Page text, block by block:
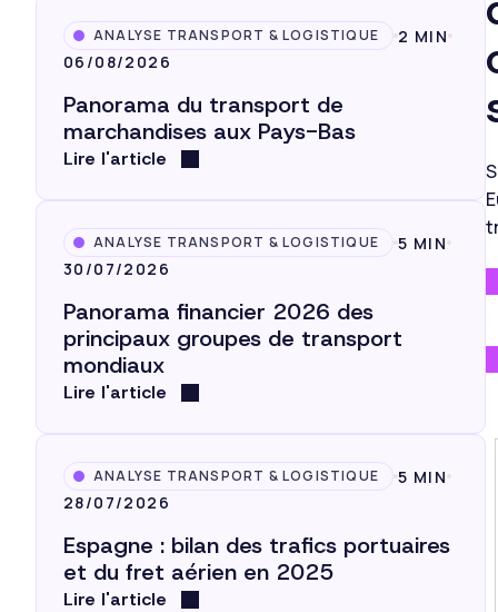
ANALYSE TRANSPORT & LOGISTIQUE
2 MIN
06/08/2026
Panorama du transport de
marchandises aux Pays-Bas
Lire l'article
ANALYSE TRANSPORT & LOGISTIQUE
5 MIN
30/07/2026
Panorama financier 2026 des
principaux groupes de transport
mondiaux
Lire l'article
ANALYSE TRANSPORT & LOGISTIQUE
5 MIN
28/07/2026
Espagne : bilan des trafics portuaires
et du fret aérien en 2025
Lire l'article